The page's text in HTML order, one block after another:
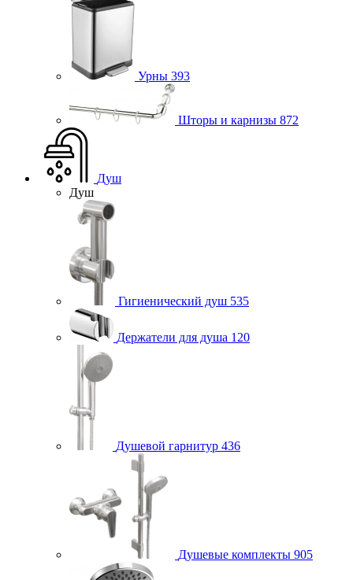
Урны 393
Шторы и карнизы 872
Душ
Душ
Гигиенический душ 535
Держатели для душа 120
Душевой гарнитур 436
Душевые комплекты 905